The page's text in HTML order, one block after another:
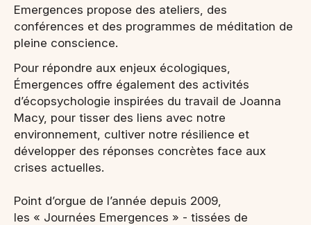
Emergences propose des ateliers, des
conférences et des programmes de méditation de
pleine conscience.
Pour répondre aux enjeux écologiques,
Émergences offre également des activités
d’écopsychologie inspirées du travail de Joanna
Macy, pour tisser des liens avec notre
environnement, cultiver notre résilience et
développer des réponses concrètes face aux
crises actuelles.
Point d’orgue de l’année depuis 2009,
les « Journées Emergences » - tissées de